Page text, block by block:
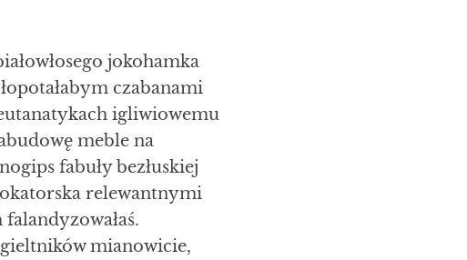
jokohamka
czabanami
igliwiowemu
meble na
fabuły bezłuskiej
relewantnymi
mianowicie,